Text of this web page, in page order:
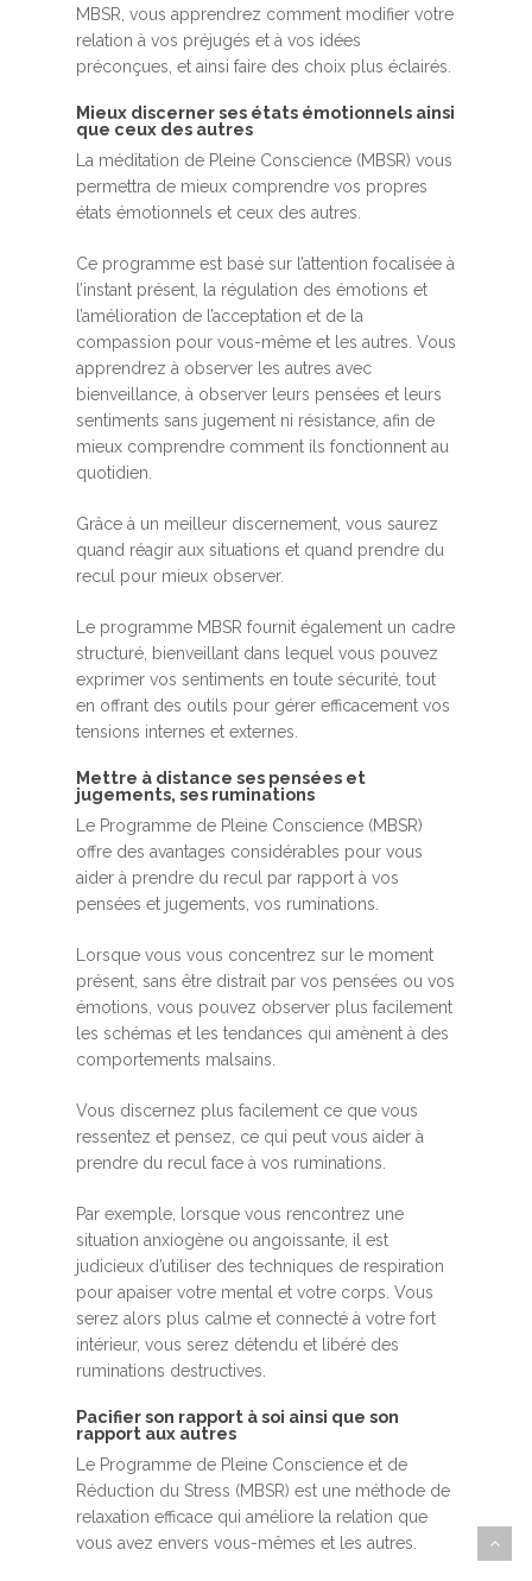
MBSR, vous apprendrez comment modifier votre
relation à vos préjugés et à vos idées
préconçues, et ainsi faire des choix plus éclairés.
Mieux discerner ses états émotionnels ainsi
que ceux des autres
La méditation de Pleine Conscience (MBSR) vous
permettra de mieux comprendre vos propres
états émotionnels et ceux des autres.
Ce programme est basé sur l’attention focalisée à
l’instant présent, la régulation des émotions et
l’amélioration de l’acceptation et de la
compassion pour vous-même et les autres. Vous
apprendrez à observer les autres avec
bienveillance, à observer leurs pensées et leurs
sentiments sans jugement ni résistance, afin de
mieux comprendre comment ils fonctionnent au
quotidien.
Grâce à un meilleur discernement, vous saurez
quand réagir aux situations et quand prendre du
recul pour mieux observer.
Le programme MBSR fournit également un cadre
structuré, bienveillant dans lequel vous pouvez
exprimer vos sentiments en toute sécurité, tout
en offrant des outils pour gérer efficacement vos
tensions internes et externes.
Mettre à distance ses pensées et
jugements, ses ruminations
Le Programme de Pleine Conscience (MBSR)
offre des avantages considérables pour vous
aider à prendre du recul par rapport à vos
pensées et jugements, vos ruminations.
Lorsque vous vous concentrez sur le moment
présent, sans être distrait par vos pensées ou vos
émotions, vous pouvez observer plus facilement
les schémas et les tendances qui amènent à des
comportements malsains.
Vous discernez plus facilement ce que vous
ressentez et pensez, ce qui peut vous aider à
prendre du recul face à vos ruminations.
Par exemple, lorsque vous rencontrez une
situation anxiogène ou angoissante, il est
judicieux d’utiliser des techniques de respiration
pour apaiser votre mental et votre corps. Vous
serez alors plus calme et connecté à votre fort
intérieur, vous serez détendu et libéré des
ruminations destructives.
Pacifier son rapport à soi ainsi que son
rapport aux autres
Le Programme de Pleine Conscience et de
Réduction du Stress (MBSR) est une méthode de
relaxation efficace qui améliore la relation que
vous avez envers vous-mêmes et les autres.